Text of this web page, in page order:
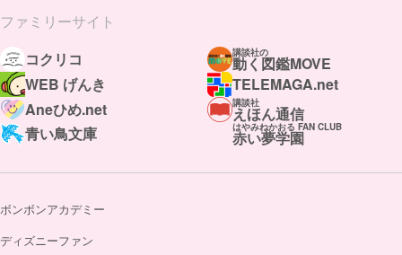
ファミリーサイト
コクリコ
講談社の
動く図鑑MOVE
WEB げんき
TELEMAGA.net
Aneひめ.net
講談社
えほん通信
青い鳥文庫
はやみねかおる FAN CLUB
赤い夢学園
ボンボンアカデミー
ディズニーファン